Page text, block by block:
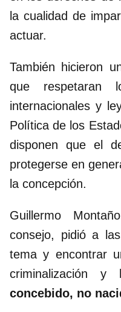
la cualidad de
actuar.
También hicieron
que respetaran
internacionales y
Política de los
disponen que el
protegerse en
la concepción.
Guillermo
consejo, pidió a
tema y encontrar
criminalización y
concebido, no